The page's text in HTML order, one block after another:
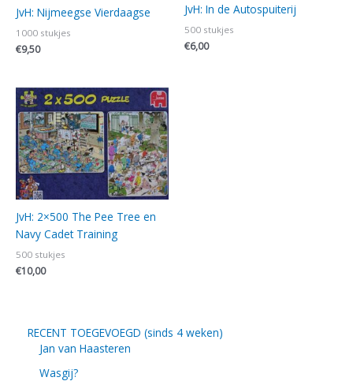
JvH: Nijmeegse Vierdaagse
1000 stukjes
€9,50
JvH: In de Autospuiterij
500 stukjes
€6,00
JvH: 2×500 The Pee Tree en
Navy Cadet Training
500 stukjes
€10,00
RECENT TOEGEVOEGD (sinds 4 weken)
Jan van Haasteren
Wasgij?